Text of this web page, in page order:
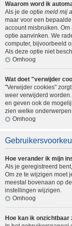
Waarom word ik
Als je de optie meld mij
maar voor een
account misbruiken.
optie aanvinken. We
computer, bijvoorbeeld
Als deze optie niet
Omhoog
Wat doet "verwijder
"Verwijder cookies"
weer verwijderd
en geven ook de
zien welke
Omhoog
Hoe verander ik mijn
Als je geregistreerd
Om ze te wijzigen moet
meestal bovenaan op
instellingen wijzigen.
Omhoog
Hoe kan ik